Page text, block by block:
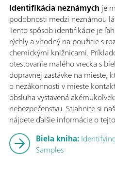
Identifikácia neznámych je
podobnosti medzi neznámou
Tento spôsob identifikácie je
rýchly a vhodný na použitie s
chemickými knižnicami.
otestovanie malého vrecka s
dopravnej zastávke na mieste,
o nezákonnosti v mieste
obsluha vystavená
nebezpečenstvu. Stiahnite si
nájdete ďalšie informácie o
Biela kniha:
Samples